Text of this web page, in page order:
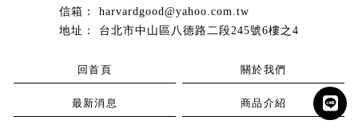
harvardgood@yahoo.com.tw
台北市中山區八德路二段245號6樓之4
回首頁 關於我們
最新消息 商品介紹